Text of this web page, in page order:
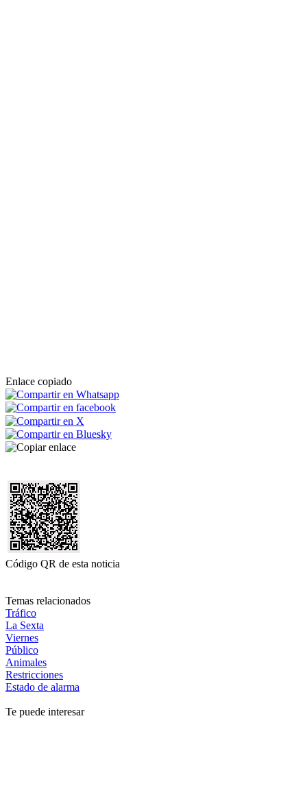
Enlace copiado
Código QR de esta noticia
Temas relacionados
Tráfico
La Sexta
Viernes
Público
Animales
Restricciones
Estado de alarma
Te puede interesar